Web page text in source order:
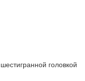
головкой